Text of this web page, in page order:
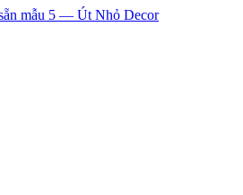
mẫu 5 — Út Nhỏ Decor